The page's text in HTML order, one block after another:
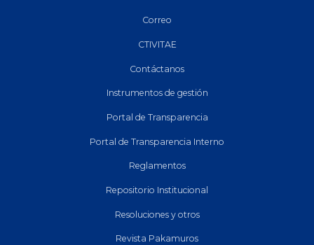
Correo
CTIVITAE
Contáctanos
Instrumentos de gestión
Portal de Transparencia
Portal de Transparencia Interno
Reglamentos
Repositorio Institucional
Resoluciones y otros
Revista Pakamuros